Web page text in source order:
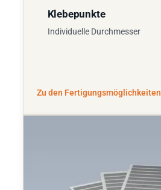
Klebepunkte
Individuelle Durchmesser
Zu den Fertigungsmöglichkeiten